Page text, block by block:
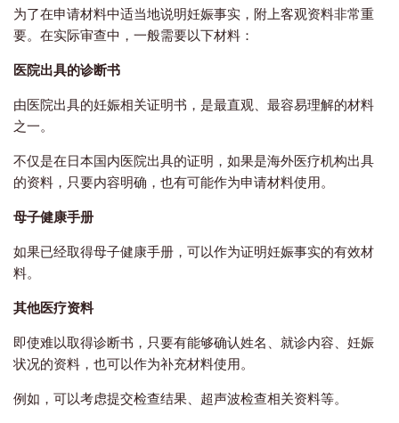
为了在申请材料中适当地说明妊娠事实，附上客观资料非常重
要。在实际审查中，一般需要以下材料：
医院出具的诊断书
由医院出具的妊娠相关证明书，是最直观、最容易理解的材料
之一。
不仅是在日本国内医院出具的证明，如果是海外医疗机构出具
的资料，只要内容明确，也有可能作为申请材料使用。
母子健康手册
如果已经取得母子健康手册，可以作为证明妊娠事实的有效材
料。
其他医疗资料
即使难以取得诊断书，只要有能够确认姓名、就诊内容、妊娠
状况的资料，也可以作为补充材料使用。
例如，可以考虑提交检查结果、超声波检查相关资料等。